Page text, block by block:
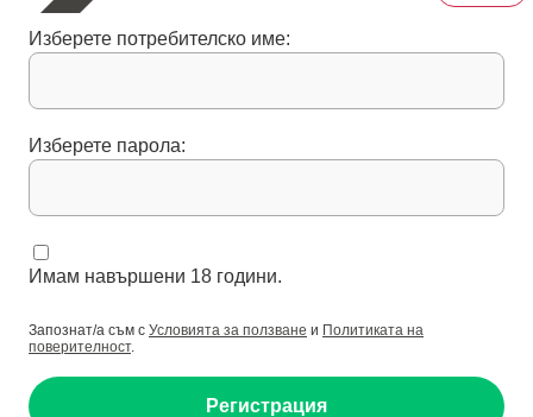
Изберете потребителско име:
Изберете парола:
Имам навършени 18 години.
Запознат/а съм с Условията за ползване и Политиката на
поверителност.
Регистрация